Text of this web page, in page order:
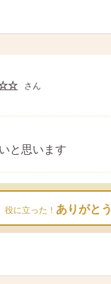
☆☆ さん
と思います
役に立った！ ありがとう